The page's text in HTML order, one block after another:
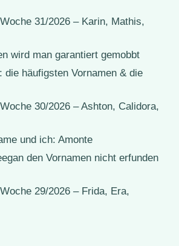
31/2026 – Karin, Mathis,
wird man garantiert gemobbt
die häufigsten Vornamen & die
30/2026 – Ashton, Calidora,
und ich: Amonte
den Vornamen nicht erfunden
29/2026 – Frida, Era,